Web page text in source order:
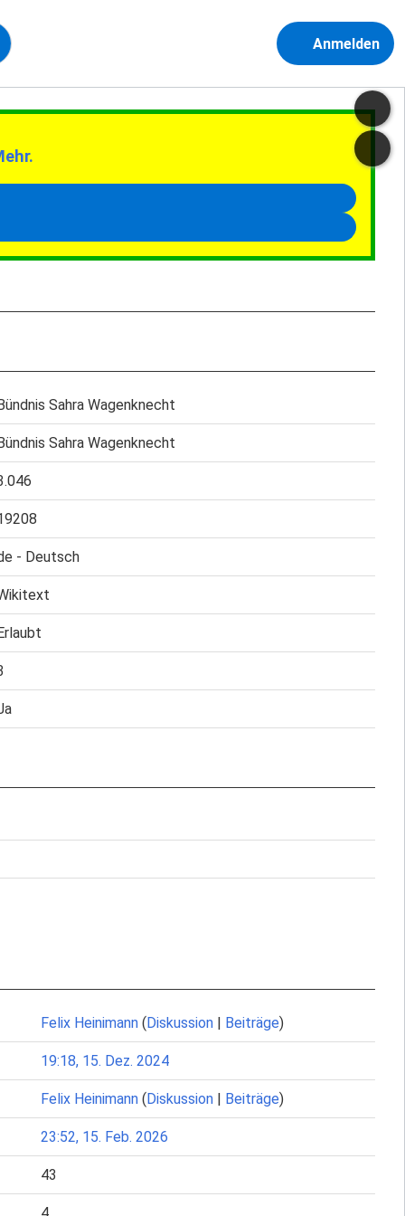
Anmelden
Sahra Wagenknecht
Sahra Wagenknecht
- Deutsch
Felix Heinimann (Diskussion | Beiträge)
19:18, 15. Dez. 2024
Felix Heinimann (Diskussion | Beiträge)
23:52, 15. Feb. 2026
43